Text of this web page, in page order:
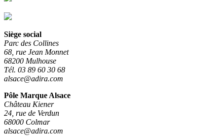
Siège social
Parc des Collines
68, rue Jean Monnet
68200 Mulhouse
Tél. 03 89 60 30 68
alsace@adira.com
Pôle Marque Alsace
Château Kiener
24, rue de Verdun
68000 Colmar
alsace@adira.com